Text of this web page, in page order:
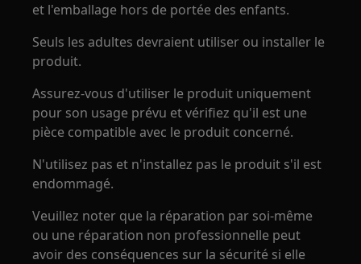
et l'emballage hors de portée des enfants.
Seuls les adultes devraient utiliser ou installer le
produit.
Assurez-vous d'utiliser le produit uniquement
pour son usage prévu et vérifiez qu'il est une
pièce compatible avec le produit concerné.
N'utilisez pas et n'installez pas le produit s'il est
endommagé.
Veuillez noter que la réparation par soi-même
ou une réparation non professionnelle peut
avoir des conséquences sur la sécurité si elle